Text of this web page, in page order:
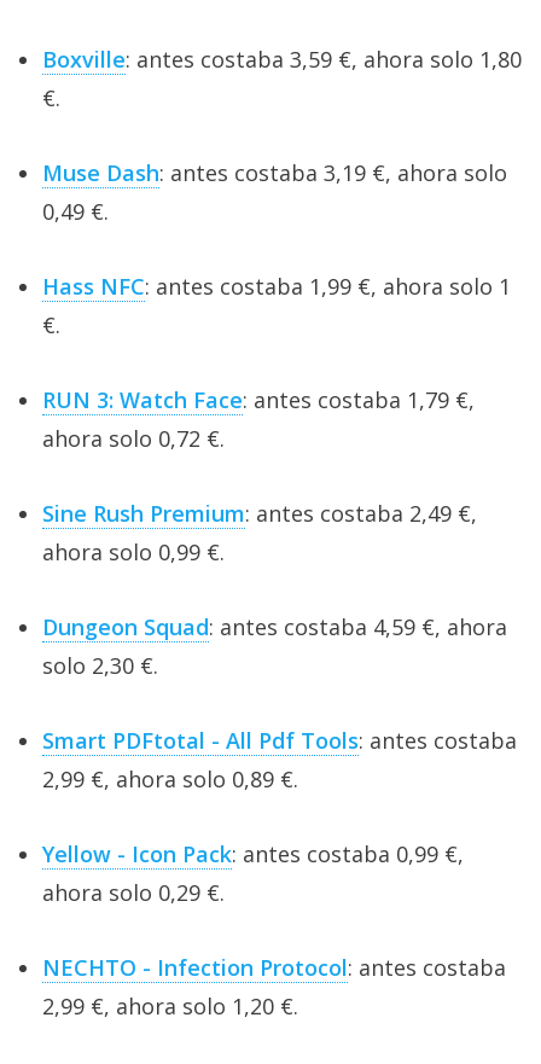
Boxville: antes costaba 3,59 €, ahora solo 1,80
€.
Muse Dash: antes costaba 3,19 €, ahora solo
0,49 €.
Hass NFC: antes costaba 1,99 €, ahora solo 1
€.
RUN 3: Watch Face: antes costaba 1,79 €,
ahora solo 0,72 €.
Sine Rush Premium: antes costaba 2,49 €,
ahora solo 0,99 €.
Dungeon Squad: antes costaba 4,59 €, ahora
solo 2,30 €.
Smart PDFtotal - All Pdf Tools: antes costaba
2,99 €, ahora solo 0,89 €.
Yellow - Icon Pack: antes costaba 0,99 €,
ahora solo 0,29 €.
NECHTO - Infection Protocol: antes costaba
2,99 €, ahora solo 1,20 €.